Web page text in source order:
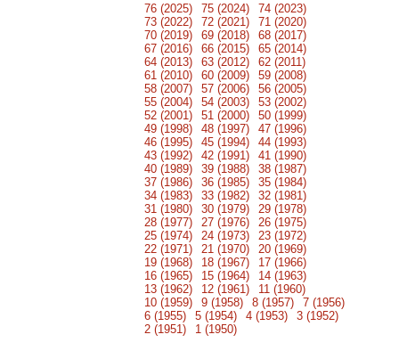
76 (2025) 75 (2024)
74 (2023)
73 (2022)
72 (2021)
71 (2020)
70 (2019)
69 (2018)
68 (2017)
67 (2016)
66 (2015)
65 (2014)
64 (2013)
63 (2012)
62 (2011)
61 (2010)
60 (2009)
59 (2008)
58 (2007)
57 (2006)
56 (2005)
55 (2004)
54 (2003)
53 (2002)
52 (2001)
51 (2000)
50 (1999)
49 (1998)
48 (1997)
47 (1996)
46 (1995)
45 (1994)
44 (1993)
43 (1992)
42 (1991)
41 (1990)
40 (1989)
39 (1988)
38 (1987)
37 (1986)
36 (1985)
35 (1984)
34 (1983)
33 (1982)
32 (1981)
31 (1980)
30 (1979)
29 (1978)
28 (1977)
27 (1976)
26 (1975)
25 (1974)
24 (1973)
23 (1972)
22 (1971)
21 (1970)
20 (1969)
19 (1968)
18 (1967)
17 (1966)
16 (1965)
15 (1964)
14 (1963)
13 (1962)
12 (1961)
11 (1960)
10 (1959)
9 (1958) 8 (1957)
7 (1956)
6 (1955)
5 (1954) 4 (1953)
3 (1952)
2 (1951)
1 (1950)